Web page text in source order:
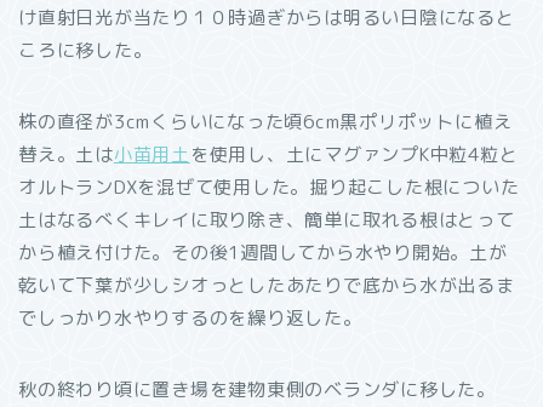
け直射日光が当たり１０時過ぎからは明るい日陰になると
ころに移した。
株の直径が3cmくらいになった頃6cm黒ポリポットに植え
替え。土は小苗用土 を使用し、土にマグァンプK中粒4粒と
オルトランDXを混ぜて使用した。掘り起こした根についた
土はなるべくキレイに取り除き、簡単に取れる根はとって
から植え付けた。その後1週間してから水やり開始。土が
乾いて下葉が少しシオっとしたあたりで底から水が出るま
でしっかり水やりするのを繰り返した。
秋の終わり頃に置き場を建物東側のベランダに移した。